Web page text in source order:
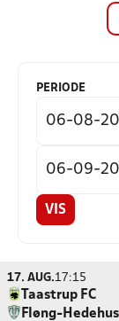
PERIODE
VIS
17. AUG.17:15
Taastrup FC
Fløng-